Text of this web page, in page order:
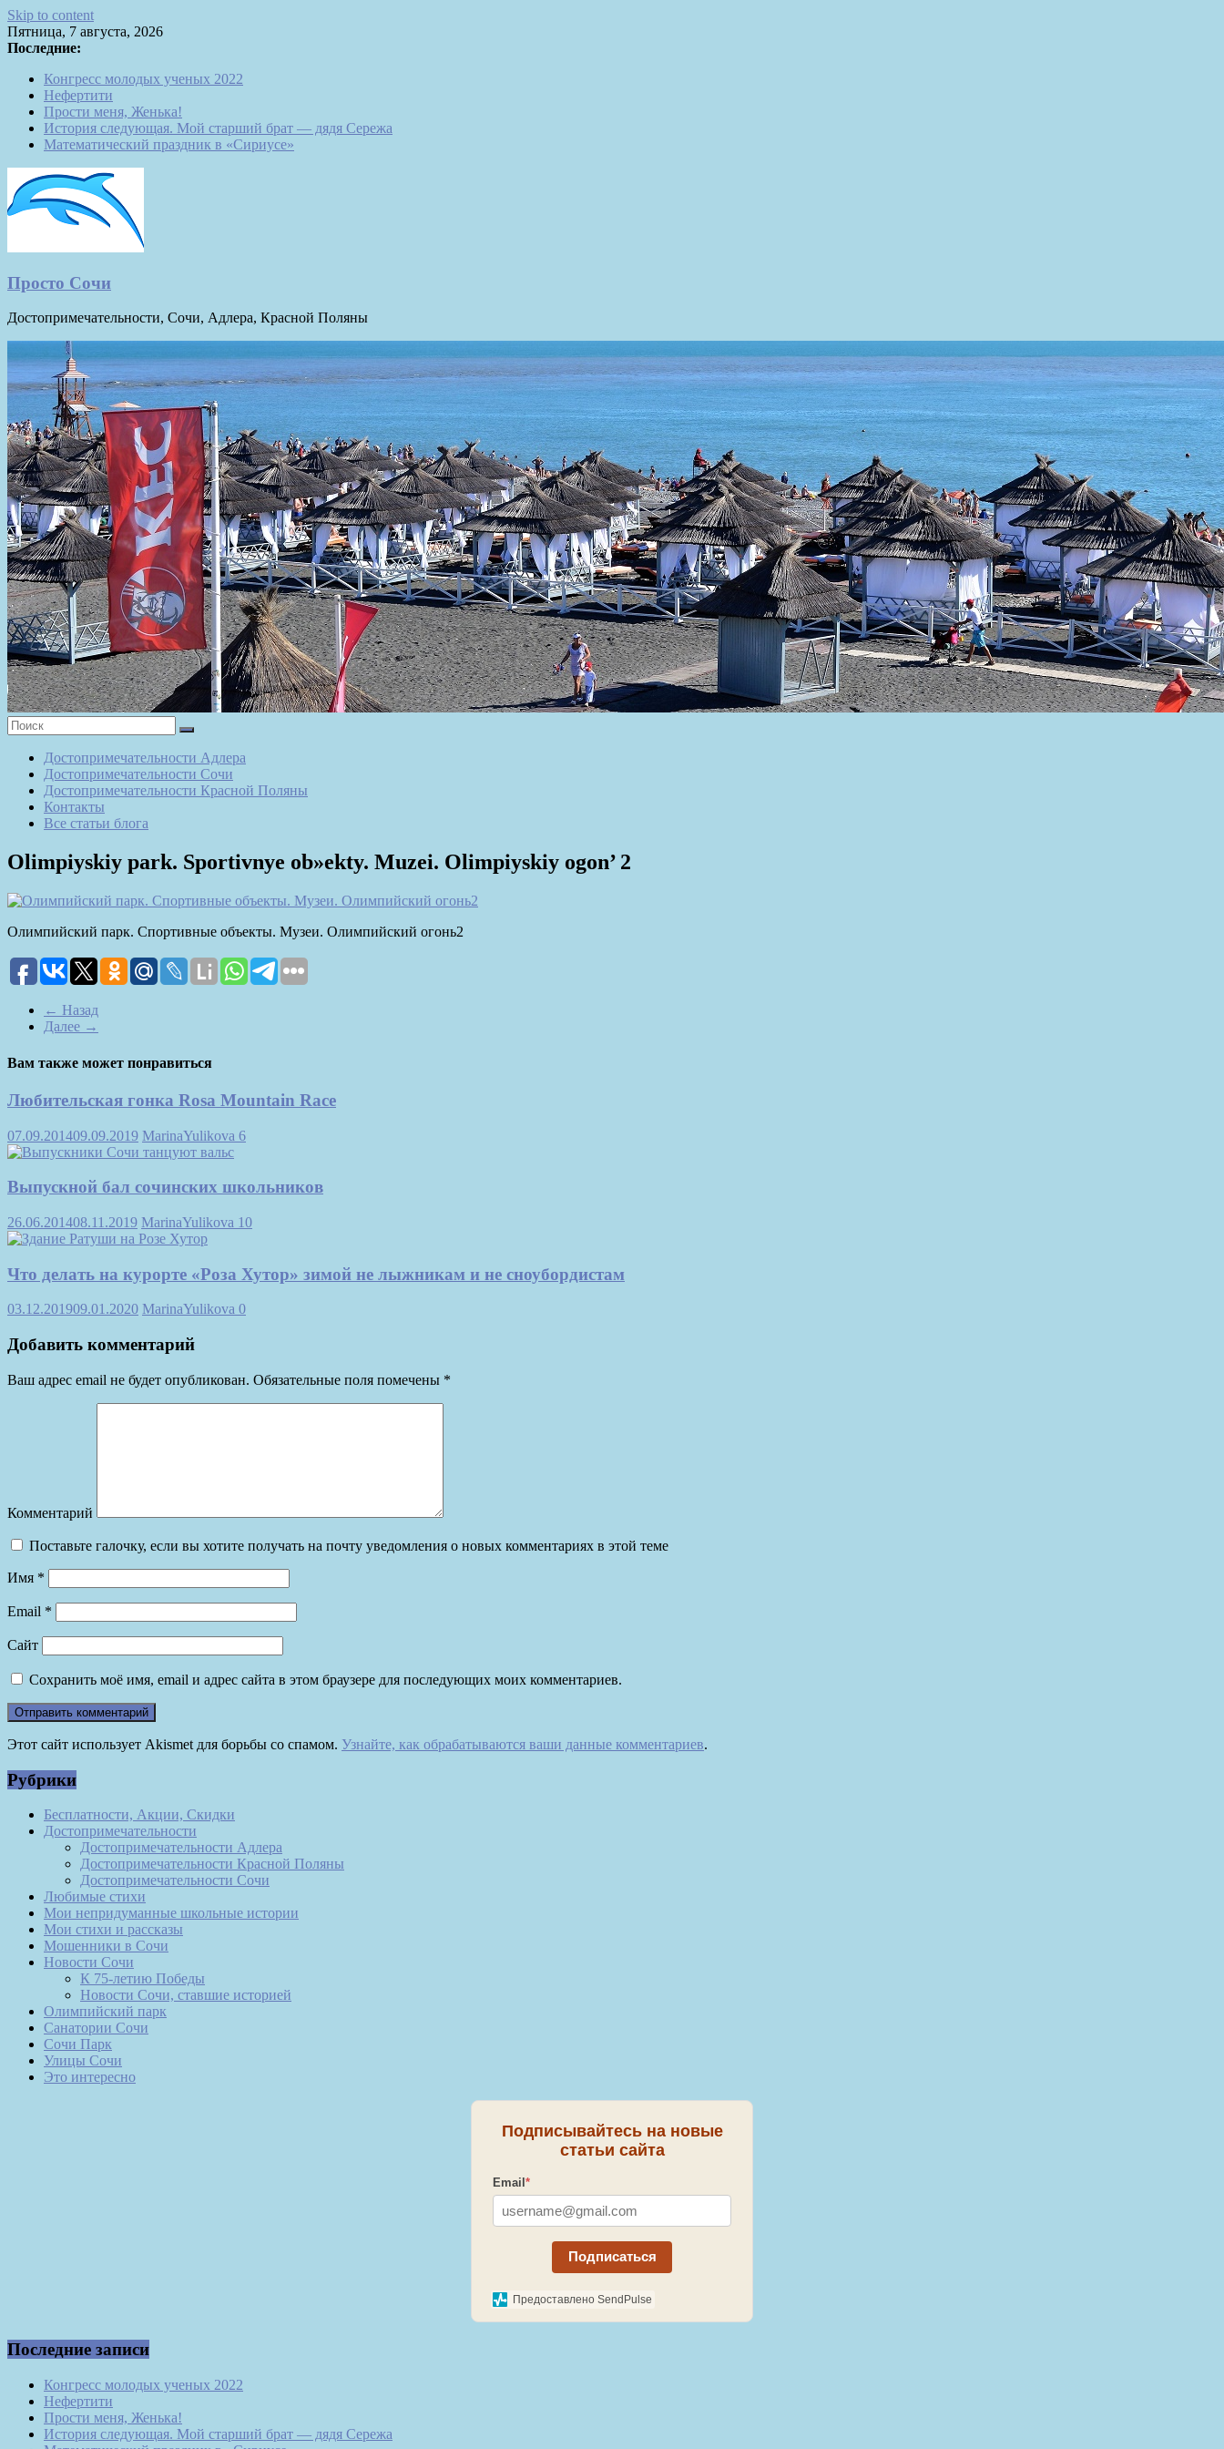
Skip to content
Пятница, 7 августа, 2026
Последние:
Конгресс молодых ученых 2022
Нефертити
Прости меня, Женька!
История следующая. Мой старший брат — дядя Сережа
Математический праздник в «Сириусе»
Просто Сочи
Достопримечательности, Сочи, Адлера, Красной Поляны
Достопримечательности Адлера
Достопримечательности Сочи
Достопримечательности Красной Поляны
Контакты
Все статьи блога
Olimpiyskiy park. Sportivnye ob»ekty. Muzei. Olimpiyskiy ogon’ 2
Олимпийский парк. Спортивные объекты. Музеи. Олимпийский огонь2
← Назад
Далее →
Вам также может понравиться
Любительская гонка Rosa Mountain Race
07.09.201409.09.2019 MarinaYulikova 6
Выпускной бал сочинских школьников
26.06.201408.11.2019 MarinaYulikova 10
Что делать на курорте «Роза Хутор» зимой не лыжникам и не сноубордистам
03.12.201909.01.2020 MarinaYulikova 0
Добавить комментарий
Ваш адрес email не будет опубликован. Обязательные поля помечены *
Комментарий
Поставьте галочку, если вы хотите получать на почту уведомления о новых комментариях в этой теме
Имя *
Email *
Сайт
Сохранить моё имя, email и адрес сайта в этом браузере для последующих моих комментариев.
Этот сайт использует Akismet для борьбы со спамом. Узнайте, как обрабатываются ваши данные комментариев.
Рубрики
Бесплатности, Акции, Скидки
Достопримечательности
Достопримечательности Адлера
Достопримечательности Красной Поляны
Достопримечательности Сочи
Любимые стихи
Мои непридуманные школьные истории
Мои стихи и рассказы
Мошенники в Сочи
Новости Сочи
К 75-летию Победы
Новости Сочи, ставшие историей
Олимпийский парк
Санатории Сочи
Сочи Парк
Улицы Сочи
Это интересно
Подписывайтесь на новые
статьи сайта
Email *
Подписаться
Предоставлено SendPulse
Последние записи
Конгресс молодых ученых 2022
Нефертити
Прости меня, Женька!
История следующая. Мой старший брат — дядя Сережа